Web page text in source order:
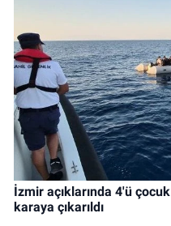
İzmir açıklarında 4'ü
karaya çıkarıldı